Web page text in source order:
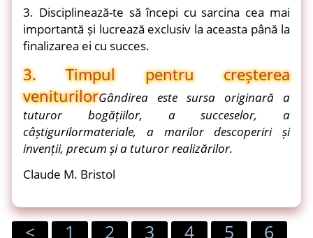
3. Disciplinează-te să începi cu sarcina cea mai
importantă și lucrează exclusiv la aceasta până la
finalizarea ei cu succes.
3. Timpul pentru creșterea
veniturilorGândirea este sursa originară a
tuturor bogățiilor, a succeselor, a
câștigurilormateriale, a marilor descoperiri și
invenții, precum și a tuturor realizărilor.
Claude M. Bristol
< 1 2 3 4 5
6